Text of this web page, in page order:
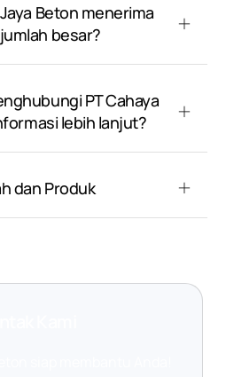
Beton menerima
besar?
PT Cahaya
lebih lanjut?
dan Produk